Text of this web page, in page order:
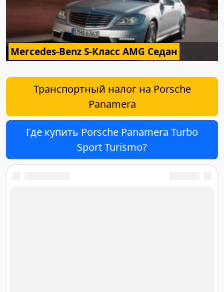
Mercedes-Benz S-Класс AMG Седан
Транспортный налог на Porsche
Panamera
Где купить Porsche Panamera Turbo
Sport Turismo?